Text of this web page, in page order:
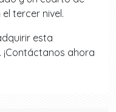
tercer nivel.
esta
ahora